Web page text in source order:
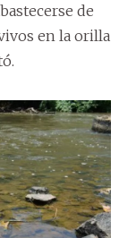
de
en la orilla